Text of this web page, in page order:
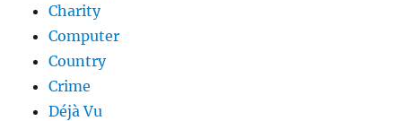
Charity
Computer
Country
Crime
Déjà Vu